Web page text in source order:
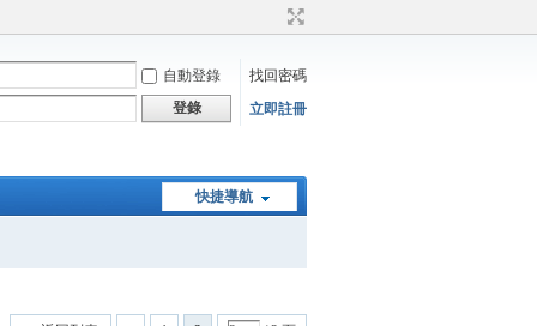
自動登錄
找回密碼
登錄 立即註冊
快捷導航